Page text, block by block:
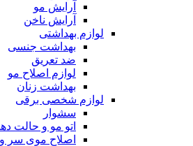
آرایش مو
آرایش ناخن
لوازم بهداشتی
بهداشت جنسی
ضد تعریق
لوازم اصلاح مو
بهداشت زنان
لوازم شخصی برقی
سشوار
اتو مو و حالت
اصلاح موی سر